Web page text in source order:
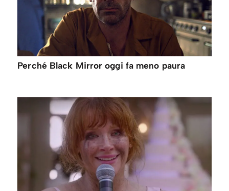
Perché Black Mirror oggi fa meno paura